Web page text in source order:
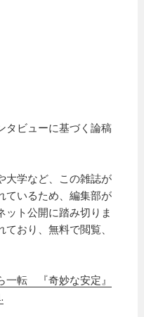
タビューに基づく論稿
大学など、この雑誌が
ているため、編集部が
ット公開に踏み切りま
ており、無料で閲覧、
一転 『奇妙な安定』